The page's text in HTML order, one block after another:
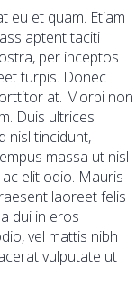
eu et quam. Etiam
aptent taciti
per inceptos
turpis. Donec
at. Morbi non
Duis ultrices
nisl tincidunt,
massa ut nisl
elit odio. Mauris
laoreet felis
dui in eros
vel mattis nibh
vulputate ut